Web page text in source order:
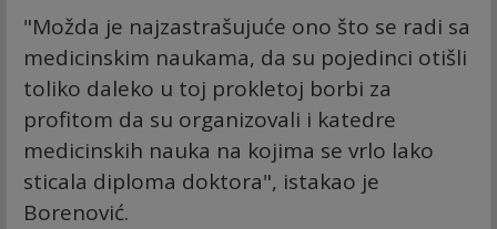
"Možda je najzastrašujuće ono što se radi sa
medicinskim naukama, da su pojedinci otišli
toliko daleko u toj prokletoj borbi za
profitom da su organizovali i katedre
medicinskih nauka na kojima se vrlo lako
sticala diploma doktora", istakao je
Borenović.